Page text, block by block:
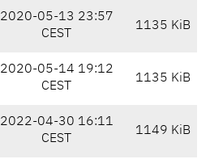
2020-05-13 23:57
CEST
1135 KiB
2020-05-14 19:12
CEST
1135 KiB
2022-04-30 16:11
CEST
1149 KiB